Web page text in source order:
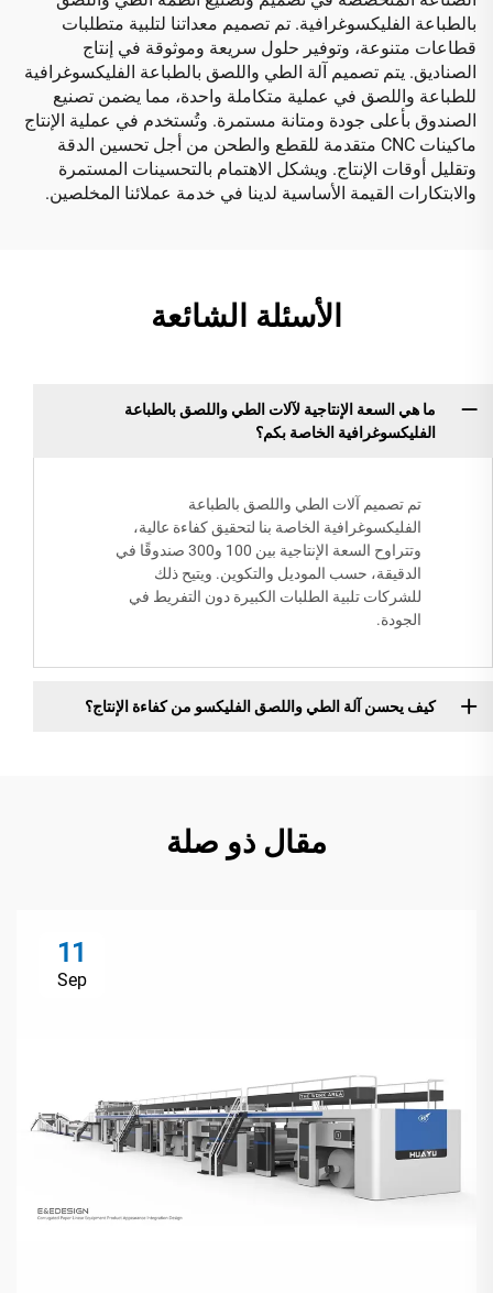
بالطباعة الفليكسوغرافية. تم تصميم معداتنا لتلبية متطلبات
قطاعات متنوعة، وتوفير حلول سريعة وموثوقة في إنتاج
الصناديق. يتم تصميم آلة الطي واللصق بالطباعة الفليكسوغرافية
للطباعة واللصق في عملية متكاملة واحدة، مما يضمن تصنيع
الصندوق بأعلى جودة ومتانة مستمرة. وتُستخدم في عملية الإنتاج
ماكينات CNC متقدمة للقطع والطحن من أجل تحسين الدقة
وتقليل أوقات الإنتاج. ويشكل الاهتمام بالتحسينات المستمرة
والابتكارات القيمة الأساسية لدينا في خدمة عملائنا المخلصين.
الأسئلة الشائعة
ما هي السعة الإنتاجية لآلات الطي واللصق بالطباعة
الفليكسوغرافية الخاصة بكم؟
تم تصميم آلات الطي واللصق بالطباعة
الفليكسوغرافية الخاصة بنا لتحقيق كفاءة عالية،
وتتراوح السعة الإنتاجية بين 100 و300 صندوقًا في
الدقيقة، حسب الموديل والتكوين. ويتيح ذلك
للشركات تلبية الطلبات الكبيرة دون التفريط في
الجودة.
كيف يحسن آلة الطي واللصق الفليكسو من كفاءة الإنتاج؟
مقال ذو صلة
11
Sep